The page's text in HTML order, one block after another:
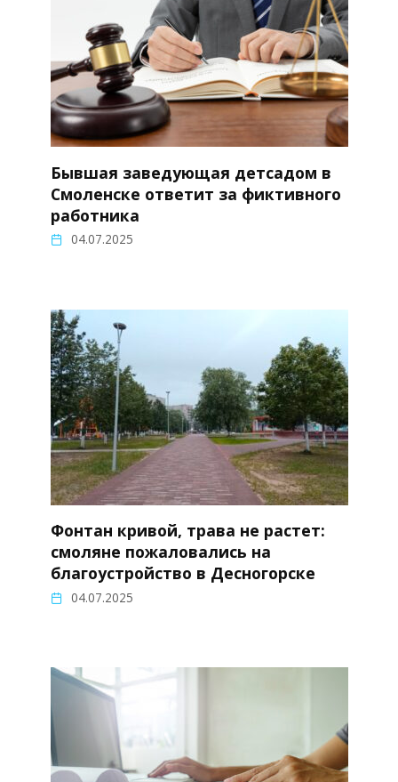
Бывшая заведующая детсадом в
Смоленске ответит за фиктивного
работника
04.07.2025
Фонтан кривой, трава не растет:
смоляне пожаловались на
благоустройство в Десногорске
04.07.2025